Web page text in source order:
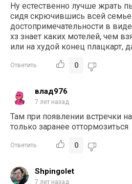
Ну естественно лучше жрать
сидя скрючившись всей
достопримечательности в
хз знает каких мотелей, чем
или на худой конец плацкарт,
Ответить 0
влад976
7 лет назад
Там при появлении встречки
только заранее оттормозиться
Ответить 0
Shpingolet
7 лет назад